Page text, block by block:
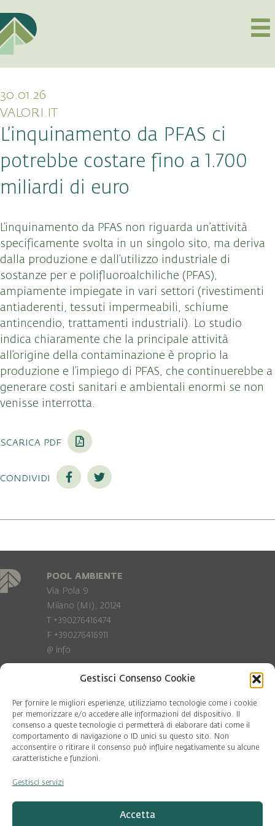
Gestisci Consenso Cookie
Per fornire le migliori esperienze, utilizziamo tecnologie come i cookie
per memorizzare e/o accedere alle informazioni del dispositivo. Il
consenso a queste tecnologie ci permetterà di elaborare dati come il
comportamento di navigazione o ID unici su questo sito. Non
acconsentire o ritirare il consenso può influire negativamente su alcune
caratteristiche e funzioni.
Gestisci servizi
Accetta
30.01.26
VALORI.IT
L’inquinamento da PFAS ci
potrebbe costare fino a 1.700
miliardi di euro
L’inquinamento da PFAS non riguarda un’attività
specificamente svolta in un singolo sito, ma deriva
dalla produzione e dall’utilizzo industriale di
sostanze per e polifluoroalchiliche (PFAS),
ampiamente impiegate in vari settori (rivestimenti
antiaderenti, tessuti impermeabili, schiume
antincendio, trattamenti industriali). Lo studio
indica chiaramente che la principale attività
all’origine della contaminazione è proprio la
produzione e l’impiego di PFAS, che continuerebbe a
generare costi sanitari e ambientali enormi se non
venisse interrotta.
scarica pdf
condividi
POOL AMBIENTE
Via Pola 9
Milano (MI), 20124
T +390276416474
F +390276416911
@ info
Privacy Policy
Cookie policy
COD. FISC. 97081560159
P.IVA 06375640965
© Pool Ambiente 2026
DESIGN & DEVELOPMENT by